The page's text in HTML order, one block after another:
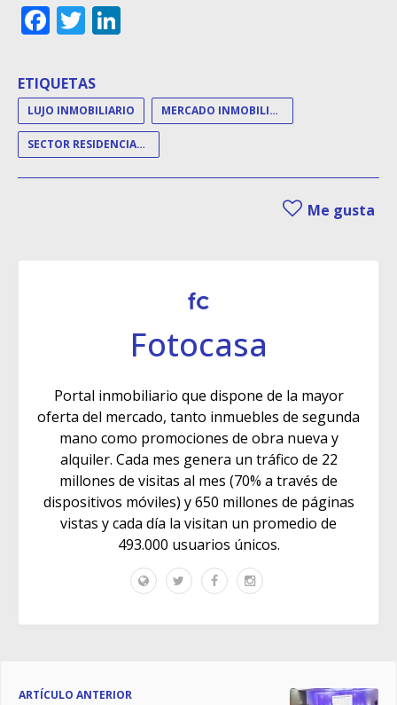
Facebook
Twitter
ETIQUETAS
LUJO INMOBILIARIO MERCADO INMOBILIARIO DE LUJO
SECTOR RESIDENCIAL DE LUJO
Me gusta
Fotocasa
Portal inmobiliario que dispone de la mayor
oferta del mercado, tanto inmuebles de segunda
mano como promociones de obra nueva y
alquiler. Cada mes genera un tráfico de 22
millones de visitas al mes (70% a través de
dispositivos móviles) y 650 millones de páginas
vistas y cada día la visitan un promedio de
493.000 usuarios únicos.
ARTÍCULO ANTERIOR